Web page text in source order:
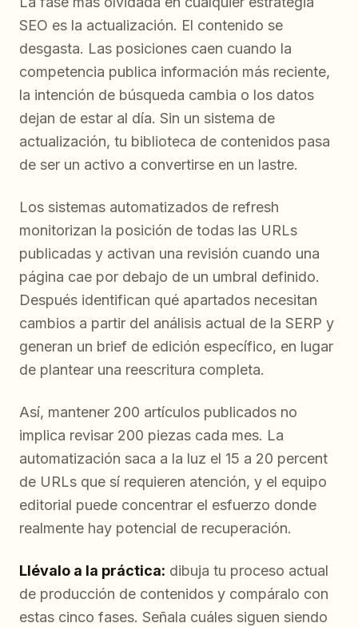
SEO es la actualización. El contenido se
desgasta. Las posiciones caen cuando la
competencia publica información más reciente,
la intención de búsqueda cambia o los datos
dejan de estar al día. Sin un sistema de
actualización, tu biblioteca de contenidos pasa
de ser un activo a convertirse en un lastre.
Los sistemas automatizados de refresh
monitorizan la posición de todas las URLs
publicadas y activan una revisión cuando una
página cae por debajo de un umbral definido.
Después identifican qué apartados necesitan
cambios a partir del análisis actual de la SERP y
generan un brief de edición específico, en lugar
de plantear una reescritura completa.
Así, mantener 200 artículos publicados no
implica revisar 200 piezas cada mes. La
automatización saca a la luz el 15 a 20 percent
de URLs que sí requieren atención, y el equipo
editorial puede concentrar el esfuerzo donde
realmente hay potencial de recuperación.
Llévalo a la práctica: dibuja tu proceso actual
de producción de contenidos y compáralo con
estas cinco fases. Señala cuáles siguen siendo